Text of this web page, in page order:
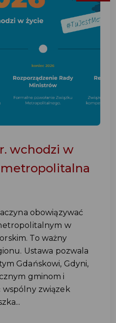
wchodzi w
obowiązywać
w
To ważny
Ustawa pozwala
Gdańskowi, Gdyni,
gminom i
związek